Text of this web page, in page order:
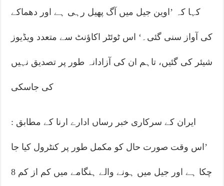
کہا کہ ’اوین جیل میں آگ پھیل رہی ہے اور دھماکے
کی آواز سنی گئی۔‘ اس ٹوئٹر اکاؤنٹ سے متعدد ویڈیوز
شیئر کی گئیں، تاہم ان کی آزادانہ طور پر تصدیق نہیں
کی جاسکی
ایران کے سرکاری خبر رساں ادارے ارنا کے مطابق :
’اس وقت صورت حال کو مکمل طور پر کنٹرول کیا جا
چکا ہے اور جیل میں ہونے والے ہنگامے میں کم از کم 8